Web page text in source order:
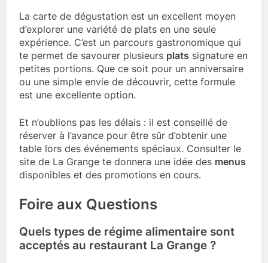
La carte de dégustation est un excellent moyen
d’explorer une variété de plats en une seule
expérience. C’est un parcours gastronomique qui
te permet de savourer plusieurs plats signature en
petites portions. Que ce soit pour un anniversaire
ou une simple envie de découvrir, cette formule
est une excellente option.
Et n’oublions pas les délais : il est conseillé de
réserver à l’avance pour être sûr d’obtenir une
table lors des événements spéciaux. Consulter le
site de La Grange te donnera une idée des menus
disponibles et des promotions en cours.
Foire aux Questions
Quels types de régime alimentaire sont
acceptés au restaurant La Grange ?